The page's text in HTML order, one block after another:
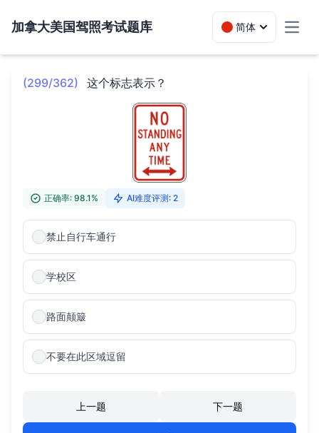
加拿大美国驾照考试题库 简体
(299/362) 这个标志表示？
正确率: 98.1% AI难度评测: 2
禁止自行车通行
学校区
路面颠簸
不要在此区域逗留
上一题 下一题